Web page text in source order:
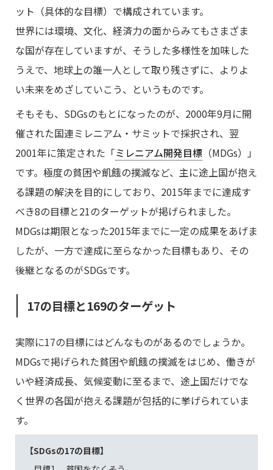
ット（具体的な目標）で構成されています。
世界には環境、文化、経済力の面からみてもさまざま
な国が存在していますが、そうした多様性を加味した
うえで、地球上の誰一人として取り残さずに、よりよ
い未来をめざしていこう、というものです。
そもそも、SDGsのもとになったのが、2000年9月に開
催された国連ミレニアム・サミットで採択され、翌
2001年に策定された「ミレニアム開発目標（MDGs）」
です。極度の貧困や飢餓の撲滅など、主に途上国が抱え
る課題の解決を目的にしており、2015年までに達成す
べき8の目標と21のターゲットが掲げられました。
MDGsは期限となった2015年までに一定の成果をあげま
したが、一方で達成に至らなかった目標もあり、その
後継となるのがSDGsです。
17の目標と169のターゲット
実際に17の目標にはどんなものがあるのでしょうか。
MDGsで掲げられた貧困や飢餓の撲滅をはじめ、働きが
いや経済成長、気候変動に至るまで、途上国だけでな
く世界の各国が抱える課題が包括的に挙げられていま
す。
【SDGsの17の目標】